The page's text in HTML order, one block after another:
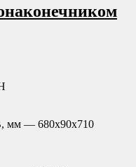
мм — 680х90х710